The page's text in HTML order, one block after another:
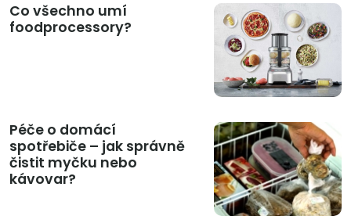
Co všechno umí
foodprocessory?
Péče o domácí
spotřebiče – jak správně
čistit myčku nebo
kávovar?